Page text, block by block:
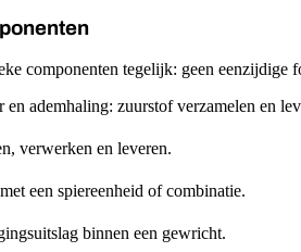
componenten tegelijk: geen eenzijdige
en ademhaling: zuurstof verzamelen en
verwerken en leveren.
een spiereenheid of combinatie.
binnen een gewricht.